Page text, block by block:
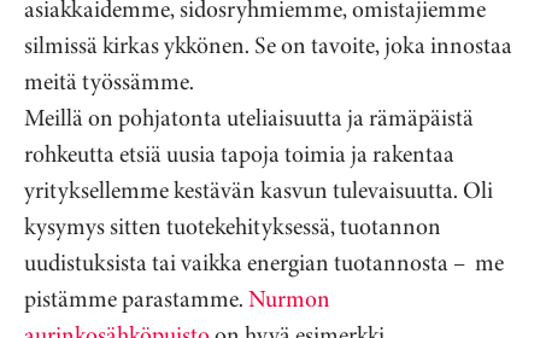
asiakkaidemme, sidosryhmiemme, omistajiemme
silmissä kirkas ykkönen. Se on tavoite, joka innostaa
meitä työssämme.
Meillä on pohjatonta uteliaisuutta ja rämäpäistä
rohkeutta etsiä uusia tapoja toimia ja rakentaa
yrityksellemme kestävän kasvun tulevaisuutta. Oli
kysymys sitten tuotekehityksessä, tuotannon
uudistuksista tai vaikka energian tuotannosta – me
pistämme parastamme.Nurmon